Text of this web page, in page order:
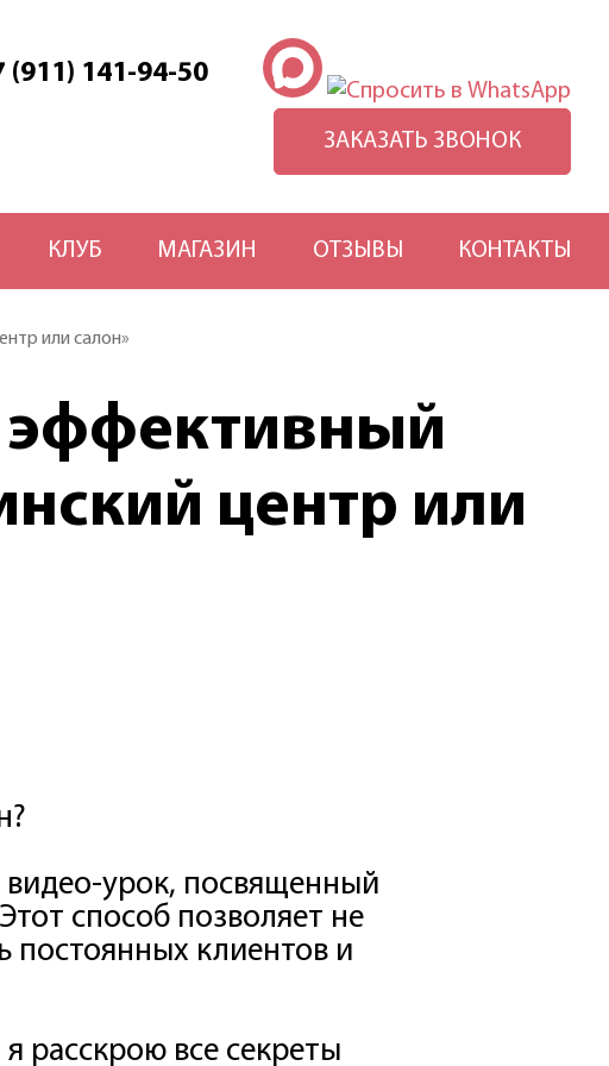
(911) 141-94-50
ЗАКАЗАТЬ ЗВОНОК
КЛУБ МАГАЗИН ОТЗЫВЫ КОНТАКТЫ
или салон»
эффективный
центр или
урок, посвященный
способ позволяет не
постоянных клиентов и
расскрою все секреты